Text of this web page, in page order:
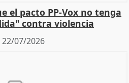
el pacto PP-Vox no tenga
contra violencia
22/07/2026